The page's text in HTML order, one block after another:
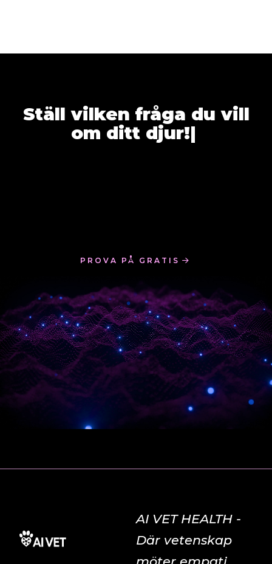
Ställ vilken fråga du vill
om ditt djur!|
PROVA PÅ GRATIS
AI VET HEALTH -
Där vetenskap